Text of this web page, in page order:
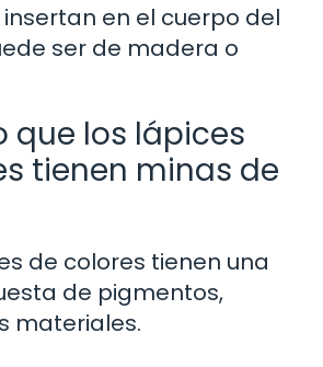
insertan en el cuerpo del
ser de madera o
que los lápices
tienen minas de
de colores tienen una
de pigmentos,
materiales.